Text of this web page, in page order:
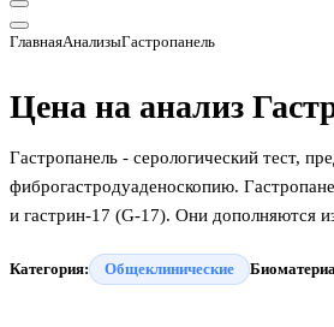
ГлавнаяАнализыГастропанель
Цена на анализ
Гастропанель - серологический тест,
фиброгастродуаденоскопию.
и гастрин-17 (G-17). Они дополняются
наиболее важными факторами риска
Категория: Общеклинические